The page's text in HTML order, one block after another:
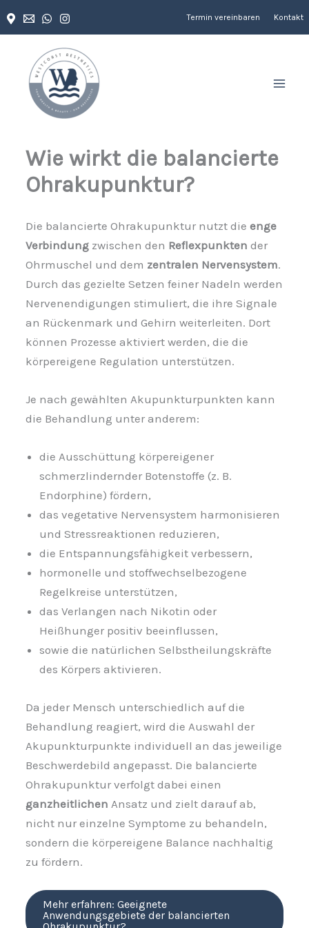
Inhalt
Termin vereinbaren Kontakt
Wie wirkt die balancierte
Ohrakupunktur?
Die balancierte Ohrakupunktur nutzt die enge
Verbindung zwischen den Reflexpunkten der
Ohrmuschel und dem zentralen Nervensystem.
Durch das gezielte Setzen feiner Nadeln werden
Nervenendigungen stimuliert, die ihre Signale
an Rückenmark und Gehirn weiterleiten. Dort
können Prozesse aktiviert werden, die die
körpereigene Regulation unterstützen.
Je nach gewählten Akupunkturpunkten kann
die Behandlung unter anderem:
die Ausschüttung körpereigener
schmerzlindernder Botenstoffe (z. B.
Endorphine) fördern,
das vegetative Nervensystem harmonisieren
und Stressreaktionen reduzieren,
die Entspannungsfähigkeit verbessern,
hormonelle und stoffwechselbezogene
Regelkreise unterstützen,
das Verlangen nach Nikotin oder
Heißhunger positiv beeinflussen,
sowie die natürlichen Selbstheilungskräfte
des Körpers aktivieren.
Da jeder Mensch unterschiedlich auf die
Behandlung reagiert, wird die Auswahl der
Akupunkturpunkte individuell an das jeweilige
Beschwerdebild angepasst. Die balancierte
Ohrakupunktur verfolgt dabei einen
ganzheitlichen Ansatz und zielt darauf ab,
nicht nur einzelne Symptome zu behandeln,
sondern die körpereigene Balance nachhaltig
zu fördern.
Mehr erfahren: Geeignete
Anwendungsgebiete der balancierten